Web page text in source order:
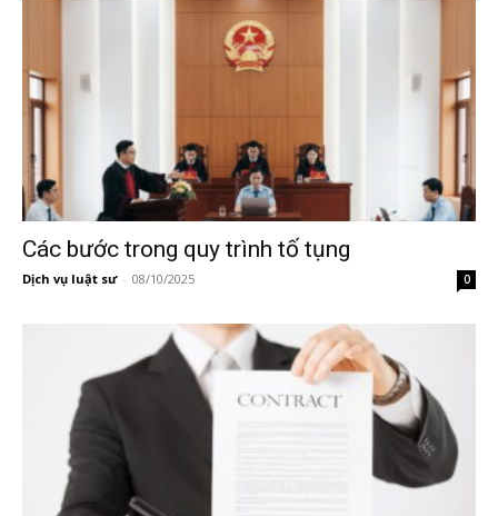
Các bước trong quy trình tố tụng
Dịch vụ luật sư - 08/10/2025 0